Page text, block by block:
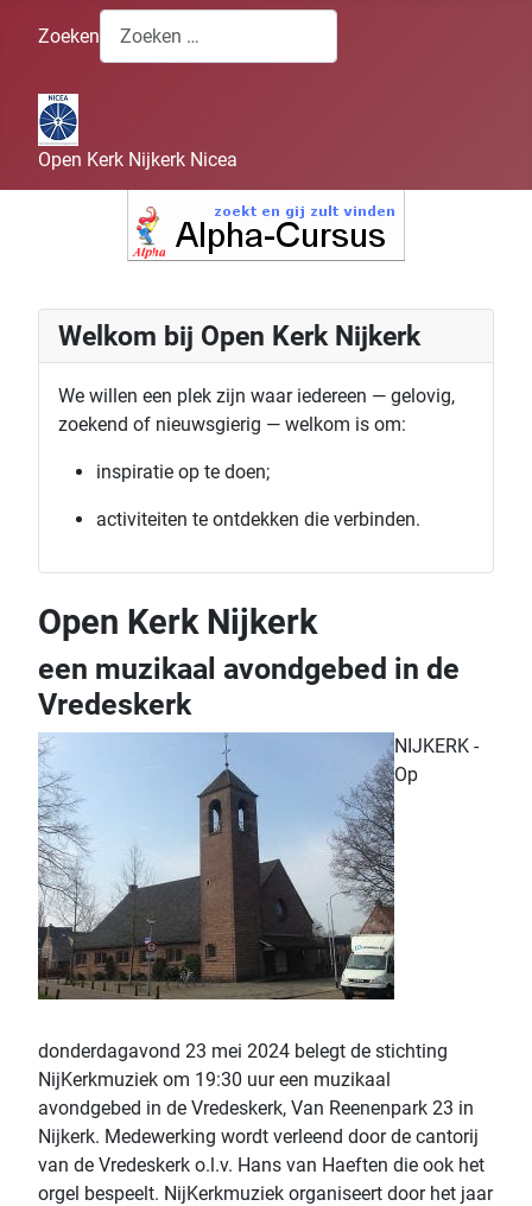
Zoeken
Open Kerk Nijkerk Nicea
Welkom bij Open Kerk Nijkerk
We willen een plek zijn waar iedereen — gelovig,
zoekend of nieuwsgierig — welkom is om:
inspiratie op te doen;
activiteiten te ontdekken die verbinden.
Open Kerk Nijkerk
een muzikaal avondgebed in de
Vredeskerk
NIJKERK -
Op
donderdagavond 23 mei 2024 belegt de stichting
NijKerkmuziek om 19:30 uur een muzikaal
avondgebed in de Vredeskerk, Van Reenenpark 23 in
Nijkerk. Medewerking wordt verleend door de cantorij
van de Vredeskerk o.l.v. Hans van Haeften die ook het
orgel bespeelt. NijKerkmuziek organiseert door het jaar